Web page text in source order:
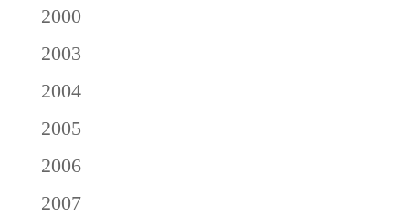
2000
2003
2004
2005
2006
2007